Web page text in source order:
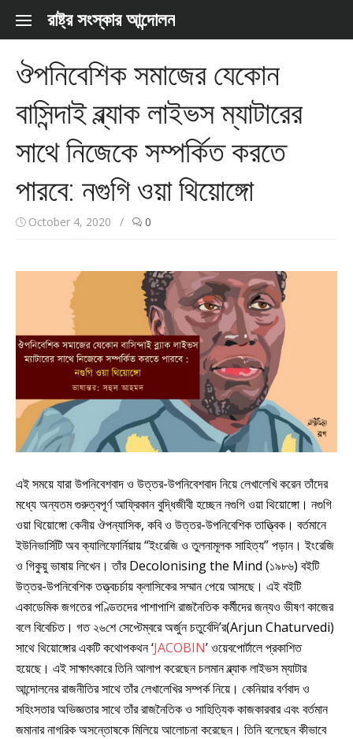
Skip to content
রাষ্ট্র সংস্কার আন্দোলন
ঔপনিবেশিক সমাজের যেকোন
বাসিন্দাই ব্ল্যাক লাইভস ম্যাটারের
সাথে নিজেকে সম্পর্কিত করতে
পারবে: নগুগি ওয়া থিয়োঙ্গো
October 4, 2020 / 0
এই সময়ে যারা উপনিবেশবাদ ও উত্তর-উপনিবেশবাদ নিয়ে লেখালেখি করেন তাঁদের
মধ্যে অন্যতম গুরুত্বপূর্ণ আফ্রিকান বুদ্ধিজীবী হচ্ছেন নগুগি ওয়া থিয়োঙ্গো। নগুগি
ওয়া থিয়োঙ্গো কেনীয় ঔপন্যাসিক, কবি ও উত্তর-উপনিবেশিক তাত্ত্বিক। বর্তমানে
ইউনিভার্সিটি অব ক্যালিফোর্নিয়ায় “ইংরেজি ও তুলনামূলক সাহিত্য” পড়ান। ইংরেজি
ও গিকুয়ু ভাষায় লিখেন। তাঁর Decolonising the Mind (১৯৮৬) বইটি
উত্তর-উপনিবেশিক তত্ত্বচর্চায় ক্লাসিকের সম্মান পেয়ে আসছে। এই বইটি
একাডেমিক জগতের পণ্ডিতদের পাশাপাশি রাজনৈতিক কর্মীদের জন্যও ভীষণ কাজের
বলে বিবেচিত। গত ২৬শে সেপ্টেম্বরে অর্জুন চতুর্বেদি’র(Arjun Chaturvedi)
সাথে থিয়োঙ্গোর একটি কথোপকথন ‘JACOBIN’ ওয়েবপোর্টালে প্রকাশিত
হয়েছে। এই সাক্ষাৎকারে তিনি আলাপ করেছেন চলমান ব্ল্যাক লাইভস ম্যাটার
আন্দোলনের রাজনীতির সাথে তাঁর লেখালেখির সম্পর্ক নিয়ে। কেনিয়ার বর্ণবাদ ও
সহিংসতার অভিজ্ঞতার সাথে তাঁর রাজনৈতিক ও সাহিত্যিক কাজকারবার এবং বর্তমান
জমানার নাগরিক অসন্তোষকে মিলিয়ে আলোচনা করেছেন। তিনি বলেছেন কীভাবে